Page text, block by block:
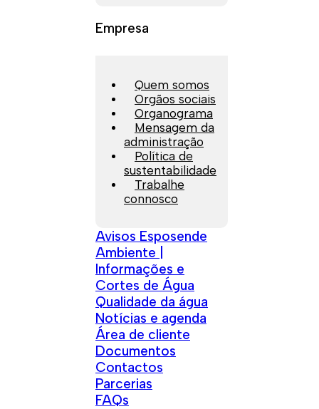
Empresa
Quem somos
Orgãos sociais
Organograma
Mensagem da
administração
Política de
sustentabilidade
Trabalhe
connosco
Avisos Esposende
Ambiente |
Informações e
Cortes de Água
Qualidade da água
Notícias e agenda
Área de cliente
Documentos
Contactos
Parcerias
FAQs